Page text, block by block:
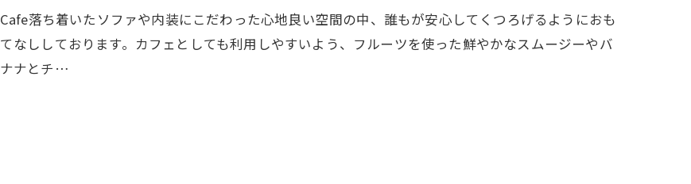
Cafe落ち着いたソファや内装にこだわった心地良い空間の中、誰もが安心してくつろげるようにおも
てなししております。カフェとしても利用しやすいよう、フルーツを使った鮮やかなスムージーやバ
ナナとチ…